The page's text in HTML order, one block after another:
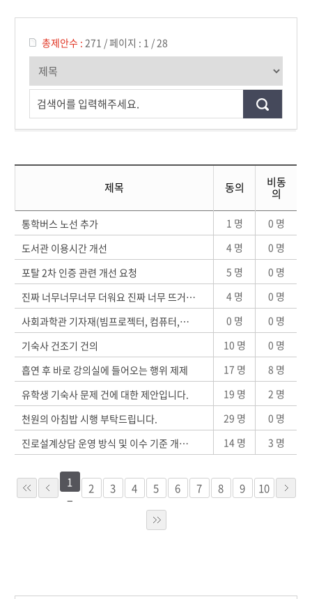
총제안수 : 271 /페이지 : 1 / 28
검색어를 입력해주세요.
제목 동의 비동
의
통학버스 노선 추가 1 명
0 명
도서관 이용시간 개선
4 명
0 명
포탈 2차 인증 관련 개선 요청
5 명
0 명
진짜 너무너무너무 더워요 진짜 너무 뜨거워요 수업에 집중이 안됩니다
4 명
0 명
사회과학관 기자재(빔프로젝터, 컴퓨터,스크린) 수리 요청
0 명
0 명
기숙사 건조기 건의
10 명
0 명
흡연 후 바로 강의실에 들어오는 행위 제제
17 명
8 명
유학생 기숙사 문제 건에 대한 제안입니다.
19 명
2 명
천원의 아침밥 시행 부탁드립니다.
29 명
0 명
진로설계상담 운영 방식 및 이수 기준 개선 제안
14 명 3 명
1 2 3 4 5 6 7 8 9 10